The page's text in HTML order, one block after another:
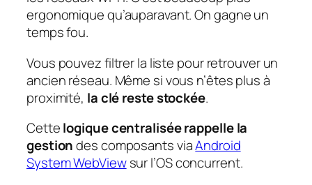
ergonomique qu’auparavant. On gagne un
temps fou.
Vous pouvez filtrer la liste pour retrouver un
ancien réseau. Même si vous n’êtes plus à
proximité, la clé reste stockée.
Cettelogique centralisée rappelle la
gestiondes composants viaAndroid
System WebViewsur l’OS concurrent.